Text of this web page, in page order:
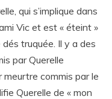
qui s’implique dans
Vic et est « éteint »
truquée. Il y a des
par Querelle
commis par le
Querelle de « mon